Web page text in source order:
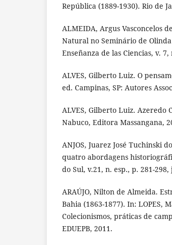
República (1889-1930). Rio de
ALMEIDA, Argus Vasconcelos
Natural no Seminário de
Enseñanza de las Ciencias, v.
ALVES, Gilberto Luiz. O
ed. Campinas, SP: Autores
ALVES, Gilberto Luiz. Azeredo
Nabuco, Editora Massangana,
ANJOS, Juarez José Tuchinski
quatro abordagens
do Sul, v.21, n. esp., p. 281-
ARAÚJO, Nilton de Almeida.
Bahia (1863-1877). In: LOPES,
Colecionismos, práticas de
EDUEPB, 2011.